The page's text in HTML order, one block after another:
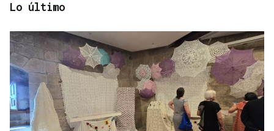
XVII CERTAME CELTIBÉRICO
Lo último